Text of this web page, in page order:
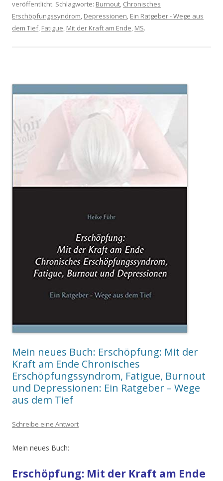
veröffentlicht. Schlagworte: Burnout Chronisches
Erschöpfungssyndrom Depressionen Ein Ratgeber - Wege aus
dem Tief, Fatigue Mit der Kraft am Ende MS.
Mein neues Buch: Erschöpfung: Mit der
Kraft am Ende Chronisches
Erschöpfungssyndrom, Fatigue, Burnout
und Depressionen: Ein Ratgeber – Wege
aus dem Tief
Schreibe eine Antwort
Mein neues Buch:
Erschöpfung: Mit der Kraft am Ende